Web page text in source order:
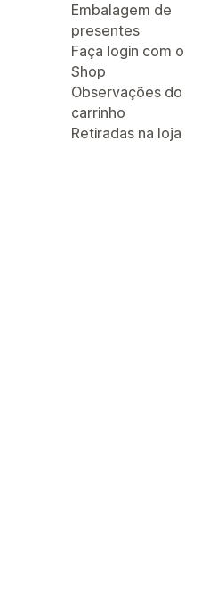
Embalagem de
presentes
Faça login com o
Shop
Observações do
carrinho
Retiradas na loja